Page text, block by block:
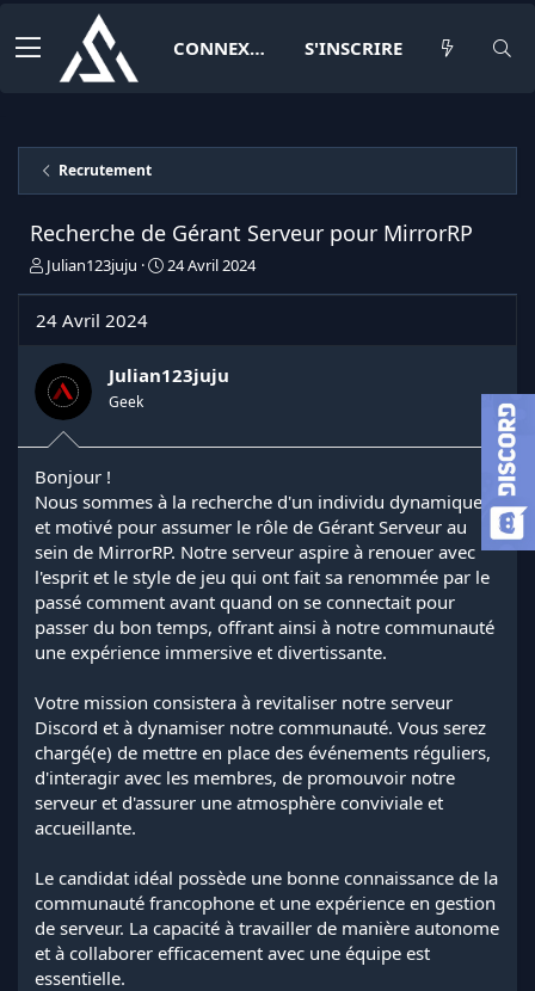
CONNEXION S'INSCRIRE
Recrutement
Recherche de Gérant Serveur pour MirrorRP
I
t
a
t
e
u
d
e
l
d
i
s
c
u
i
o
n
Julian123juju
D
e
24 Avril 2024
24 Avril 2024
Julian123juju
Geek
Bonjour !
Nous sommes à la recherche d'un individu dynamique
et motivé pour assumer le rôle de Gérant Serveur au
sein de MirrorRP. Notre serveur aspire à renouer avec
l'esprit et le style de jeu qui ont fait sa renommée par le
passé comment avant quand on se connectait pour
passer du bon temps, offrant ainsi à notre communauté
une expérience immersive et divertissante.
Votre mission consistera à revitaliser notre serveur
Discord et à dynamiser notre communauté. Vous serez
chargé(e) de mettre en place des événements réguliers,
d'interagir avec les membres, de promouvoir notre
serveur et d'assurer une atmosphère conviviale et
accueillante.
Le candidat idéal possède une bonne connaissance de la
communauté francophone et une expérience en gestion
de serveur. La capacité à travailler de manière autonome
et à collaborer efficacement avec une équipe est
essentielle.